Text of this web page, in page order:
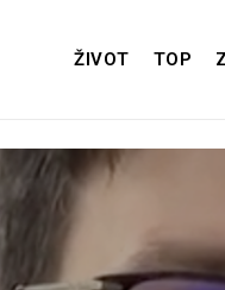
ŽIVOT TOP